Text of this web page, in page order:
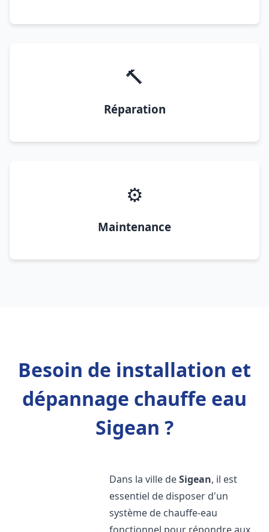
🔨
Réparation
⚙️
Maintenance
Besoin de installation et
dépannage chauffe eau
Sigean ?
Dans la ville deSigean, il est
essentiel de disposer d'un
système de chauffe-eau